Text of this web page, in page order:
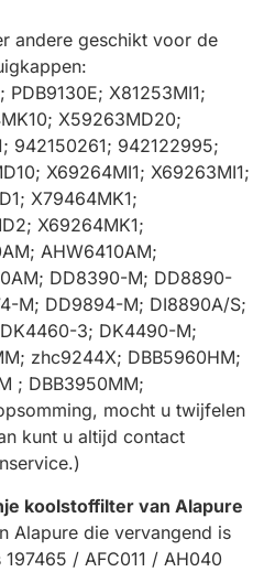
andere geschikt voor de
X81253MI1;
X59263MD20;
942150261; 942122995;
X69264MI1; X69263MI1;
X79464MK1;
X69264MK1;
AHW6410AM;
DD8390-M; DD8890-
M; DD9894-M; DI8890A/S;
3; DK4490-M;
zhc9244X; DBB5960HM;
; DBB3950MM;
mocht u twijfelen
kunt u altijd contact
koolstoffilter van Alapure
Alapure die vervangend is
/ AFC011 / AH040